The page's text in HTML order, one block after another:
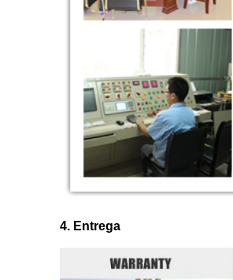
4. Entrega